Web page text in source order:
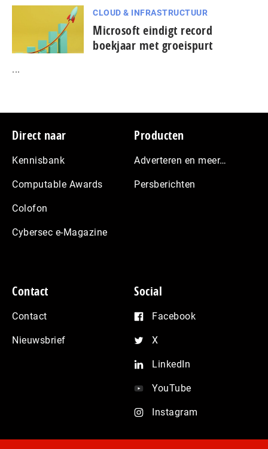
CLOUD & INFRASTRUCTUUR
Microsoft eindigt record
boekjaar met groeispurt
...
Footer
Direct naar
Kennisbank
Computable Awards
Colofon
Cybersec e-Magazine
Producten
Adverteren en meer…
Persberichten
Contact
Contact
Nieuwsbrief
Social
Facebook
X
LinkedIn
YouTube
Instagram